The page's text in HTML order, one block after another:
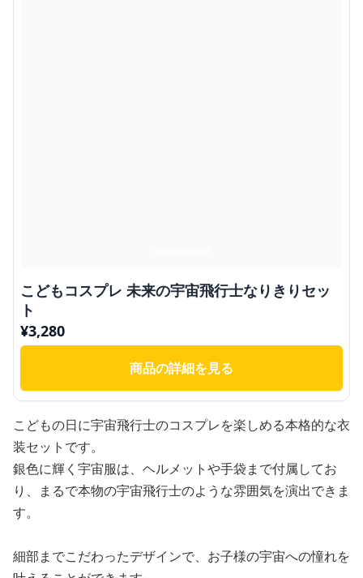
こどもコスプレ 未来の宇宙飛行士なりきりセッ
ト
¥3,280
商品の詳細を見る
こどもの日に宇宙飛行士のコスプレを楽しめる本格的な衣
装セットです。
銀色に輝く宇宙服は、ヘルメットや手袋まで付属してお
り、まるで本物の宇宙飛行士のような雰囲気を演出できま
す。
細部までこだわったデザインで、お子様の宇宙への憧れを